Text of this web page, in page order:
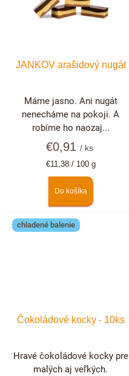
JANKOV arašidový nugát
€0,91 / ks
Jednotková
€11,38 / 100 g
Do košíka
Máme jasno. Ani nugát
nenecháme na pokoji. A
robíme ho naozaj...
chladené balenie
Čokoládové kocky - 10ks
Hravé čokoládové kocky pre
malých aj veľkých.